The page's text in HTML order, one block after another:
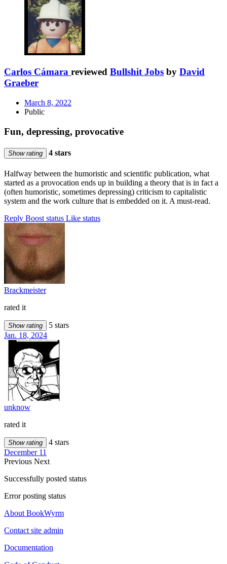
Carlos Cámara reviewed Bullshit Jobs by David
Graeber
March 8, 2022
Public
Fun, depressing, provocative
Show rating 4 stars
Halfway between the humoristic and scientific publication, what
started as a provocation ends up in building a theory that is in fact a
(often humoristic, sometimes depressing) criticism to capitalistic
system and the work culture that is embedded on it. A must-read.
Reply Boost status Like status
Brackmeister
rated it
Show rating
5 stars
Jan. 18, 2024
unknow
rated it
Show rating
4 stars
December 11
Previous Next
Successfully posted status
Error posting status
About BookWyrm
Contact site admin
Documentation